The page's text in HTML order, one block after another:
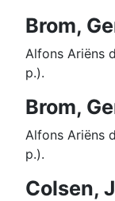
Brom,
Alfons Ariëns
p.).
Brom,
Alfons Ariëns
p.).
Colsen,